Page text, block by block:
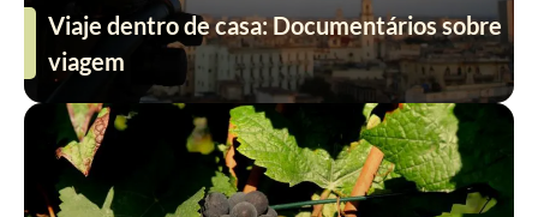
Viaje dentro de casa: Documentários sobre
viagem